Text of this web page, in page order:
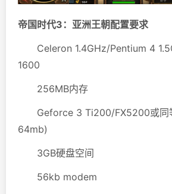
帝国时代3：亚洲王朝配置要求
Celeron 1.4GHz/Pentium 4
1600
256MB内存
Geforce 3 Ti200/FX5200或同
64mb)
3GB硬盘空间
56kb modem